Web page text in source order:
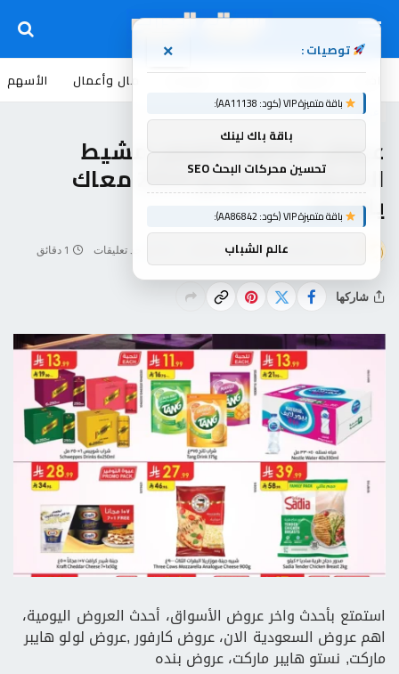
اخبار أسواق عروض منوعات مال وأعمال الأسهم
عروض
عروض الدانوب خميس مشيط
الاسبوعية 3 يونيو 2026 معاك
يالأخضر
souq-arb يونيو 3, 2026 لا توجد تعليقات 1 دقائق
شاركها
استمتع بأحدث واخر عروض الأسواق، أحدث العروض اليومية،
اهم عروض السعودية الان، عروض كارفور ,عروض لولو هايبر
ماركت, نستو هايبر ماركت، عروض بنده
توصيات : ×
باقة متميزة VIP (كود: AA11138):
باقة باك لينك
تحسين محركات البحث SEO
باقة متميزة VIP (كود: AA86842):
عالم الشباب